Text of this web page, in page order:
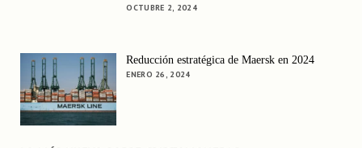
OCTUBRE 2, 2024
Reducción estratégica de Maersk en 2024
ENERO 26, 2024